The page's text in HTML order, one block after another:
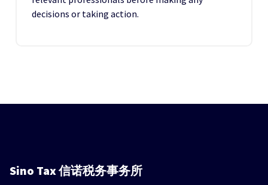
decisions or taking action.
Sino Tax信诺税务事务所